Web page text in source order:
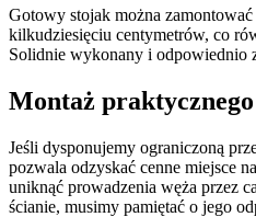
Gotowy stojak można
kilkudziesięciu centymetrów, co
Solidnie wykonany i odpowiednio
Montaż
Jeśli dysponujemy ograniczoną
pozwala odzyskać cenne miejsce
uniknąć prowadzenia węża przez
ścianie, musimy pamiętać o jego